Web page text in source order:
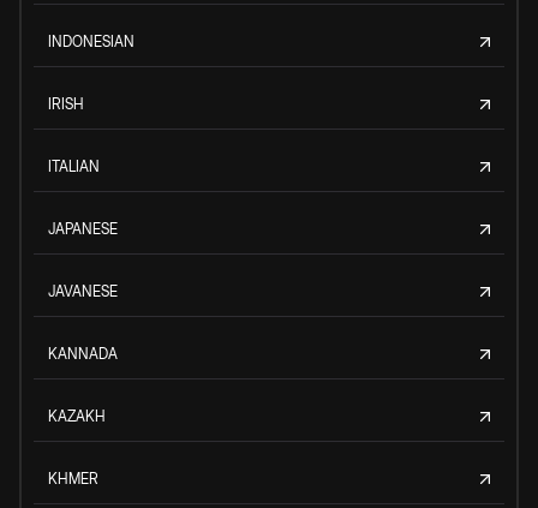
INDONESIAN
IRISH
ITALIAN
JAPANESE
JAVANESE
KANNADA
KAZAKH
KHMER